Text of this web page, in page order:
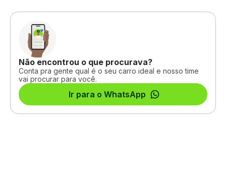
Não encontrou o que procurava?
Conta pra gente qual é o seu carro ideal e nosso time
vai procurar para você.
Ir para o WhatsApp